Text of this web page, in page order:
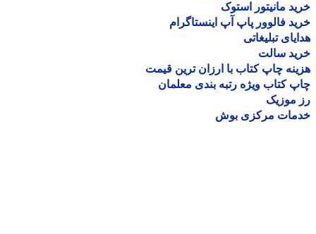
مانیتور استوک
فالوور پاپ آپ اینستاگرام
تبلیغاتی
سالت
چاپ کتاب با ارزان ترین قیمت
کتاب ویژه رتبه بندی معلمان
موزیک
مرکزی بوش